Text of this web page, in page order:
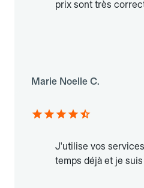
prix sont très
Marie Noelle C.
J'utilise vos
temps déjà et je